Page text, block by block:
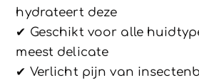
hydrateert deze
✔ Geschikt voor alle
meest delicate
✔ Verlicht pijn van